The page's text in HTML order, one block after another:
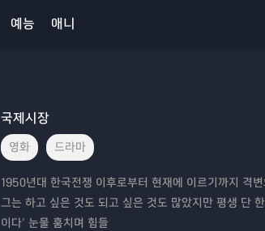
예능 애니
국제시장
영화 드라마
1950년대 한국전쟁 이후로부터 현재에 이르기까지 격
그는 하고 싶은 것도 되고 싶은 것도 많았지만 평생 단
이다’ 눈물 훔치며 힘들